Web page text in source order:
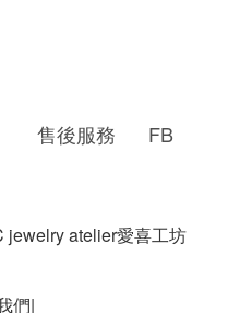
售後服務
FB
jewelry atelier愛喜工坊
們|